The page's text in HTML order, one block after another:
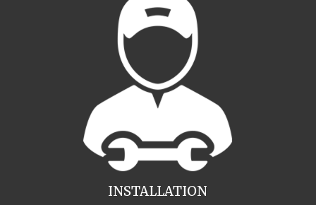
INSTALLATION